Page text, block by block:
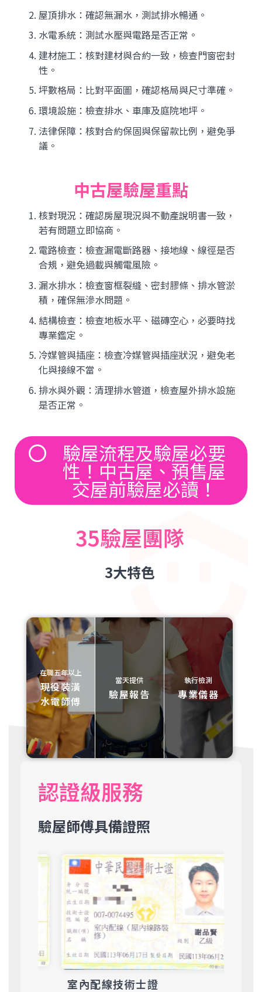
屋頂排水：確認無漏水，測試排水暢通。
水電系統：測試水壓與電路是否正常。
建材施工：核對建材與合約一致，檢查門窗密封
性。
坪數格局：比對平面圖，確認格局與尺寸準確。
環境設施：檢查排水、車庫及庭院地坪。
法律保障：核對合約保固與保留款比例，避免爭
議。
中古屋驗屋重點
核對現況：確認房屋現況與不動產說明書一致，
若有問題立即協商。
電路檢查：檢查漏電斷路器、接地線、線徑是否
合規，避免過載與觸電風險。
漏水排水：檢查窗框裂縫、密封膠條、排水管淤
積，確保無滲水問題。
結構檢查：檢查地板水平、磁磚空心，必要時找
專業鑑定。
冷媒管與插座：檢查冷媒管與插座狀況，避免老
化與接線不當。
排水與外觀：清理排水管道，檢查屋外排水設施
是否正常。
驗屋流程及驗屋必要
性！中古屋、預售屋
交屋前驗屋必讀！
35驗屋團隊
3大特色
在職五年以上
現役裝潢
水電師傅
當天提供
驗屋報告
執行檢測
專業儀器
認證級服務
驗屋師傅具備證照
室內配線技術士證